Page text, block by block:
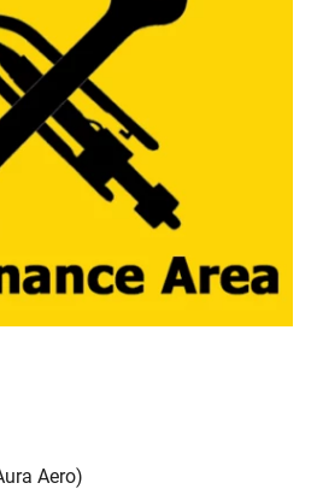
Aero)